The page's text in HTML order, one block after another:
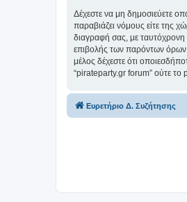
Δέχεστε να μη δημοσιεύετε
παραβιάζει νόμους είτε της
διαγραφή σας, με
επιβολής των παρόντων όρων.
μέλος δέχεστε ότι
“pirateparty.gr forum” ούτε το
Ευρετήριο Δ. Συζήτησης